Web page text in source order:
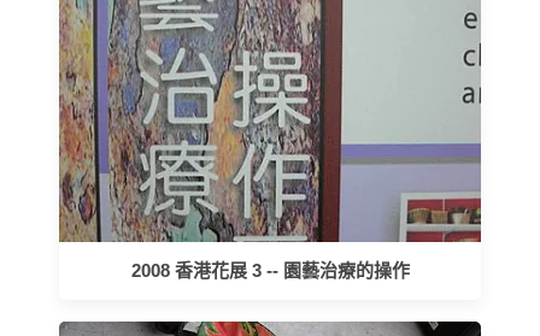
2008 香港花展 3 -- 園藝治療的操作